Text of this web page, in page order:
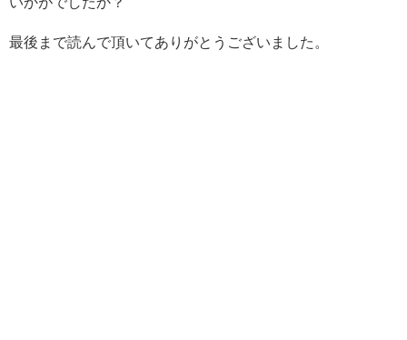
最後まで読んで頂いてありがとうございました。